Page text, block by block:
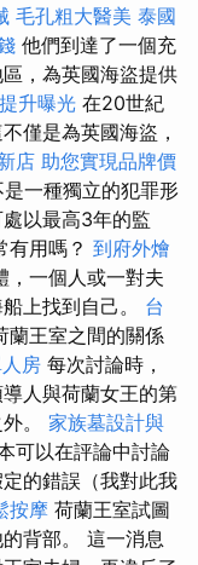
毛孔粗大醫美 泰國
他們到達了一個充
，為英國海盜提供
升曝光 在20世紀
僅是為英國海盜，
店 助您實現品牌價
是一種獨立的犯罪形
以最高3年的監
有用嗎？ 到府外燴
，一個人或一對夫
上找到自己。 台
蘭王室之間的關係
房 每次討論時，
人與荷蘭女王的第
。 家族墓設計與
可以在評論中討論
的錯誤（我對此我
按摩 荷蘭王室試圖
背部。 這一消息